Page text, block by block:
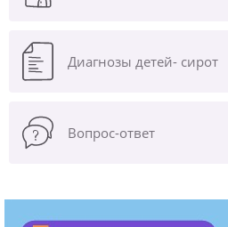
Диагнозы детей- сирот
Вопрос-ответ